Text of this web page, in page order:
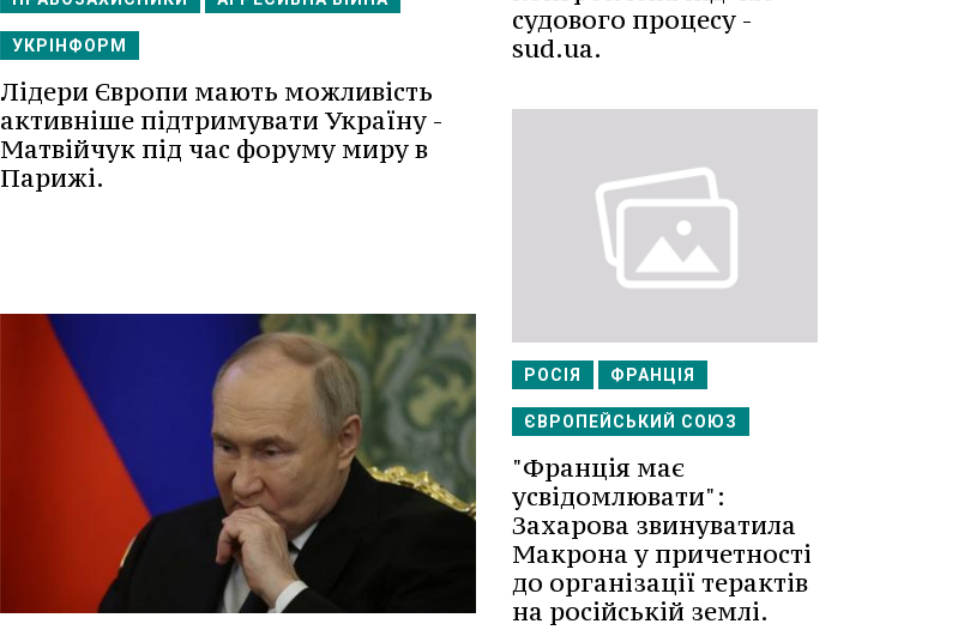
УКРІНФОРМ
Лідери Європи мають можливість
активніше підтримувати Україну -
Матвійчук під час форуму миру в
Парижі.
судового процесу -
sud.ua.
РОСІЯ ФРАНЦІЯ
ЄВРОПЕЙСЬКИЙ СОЮЗ
"Франція має
усвідомлювати":
Захарова звинуватила
Макрона у причетності
до організації терактів
на російській землі.